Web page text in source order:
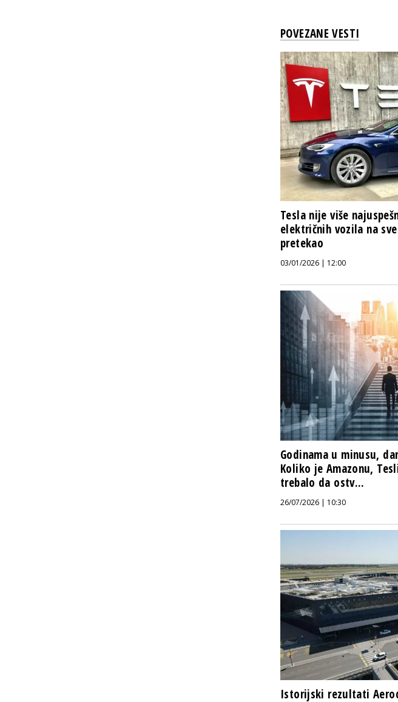
POVEZANE VESTI
Tesla nije više
električnih vozila na
pretekao
03/01/2026 | 12:00
Godinama u minusu,
Koliko je Amazonu,
trebalo da ostv...
26/07/2026 | 10:30
Istorijski rezultati